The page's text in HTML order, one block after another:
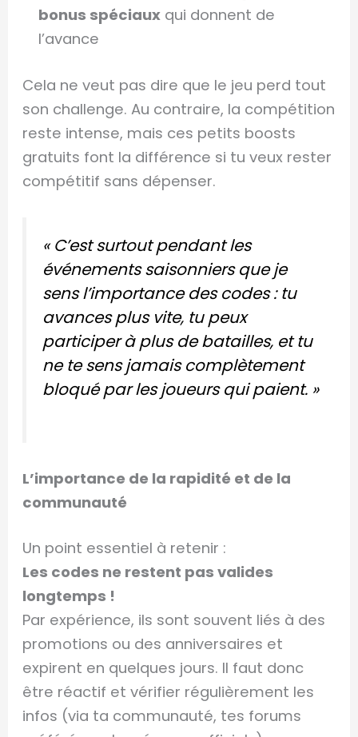
bonus spéciaux qui donnent de
l’avance
Cela ne veut pas dire que le jeu perd tout
son challenge. Au contraire, la compétition
reste intense, mais ces petits boosts
gratuits font la différence si tu veux rester
compétitif sans dépenser.
« C’est surtout pendant les
événements saisonniers que je
sens l’importance des codes : tu
avances plus vite, tu peux
participer à plus de batailles, et tu
ne te sens jamais complètement
bloqué par les joueurs qui paient. »
L’importance de la rapidité et de la
communauté
Un point essentiel à retenir :
Les codes ne restent pas valides
longtemps !
Par expérience, ils sont souvent liés à des
promotions ou des anniversaires et
expirent en quelques jours. Il faut donc
être réactif et vérifier régulièrement les
infos (via ta communauté, tes forums